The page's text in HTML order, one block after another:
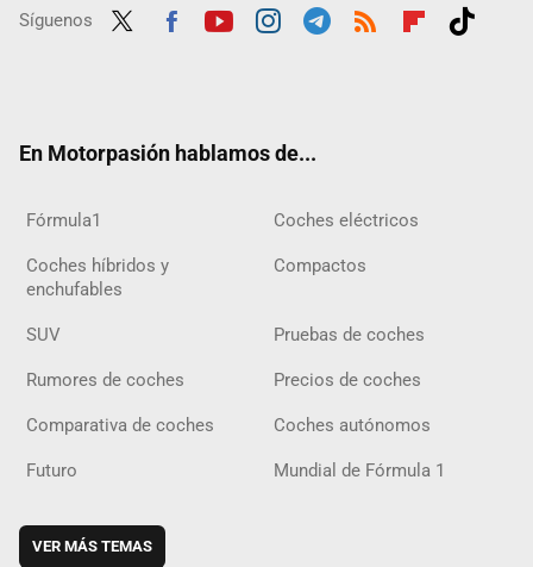
Síguenos
En Motorpasión hablamos de...
Fórmula1 Coches eléctricos
Coches híbridos y
enchufables
Compactos
SUV Pruebas de coches
Rumores de coches Precios de coches
Comparativa de coches Coches autónomos
Futuro Mundial de Fórmula 1
VER MÁS TEMAS